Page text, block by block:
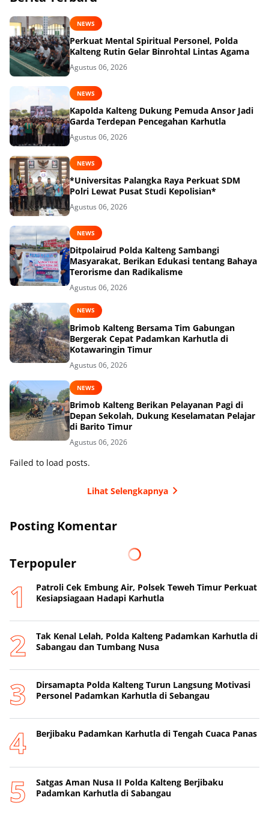
NEWS
Perkuat Mental Spiritual Personel, Polda
Kalteng Rutin Gelar Binrohtal Lintas Agama
Agustus 06, 2026
NEWS
Kapolda Kalteng Dukung Pemuda Ansor Jadi
Garda Terdepan Pencegahan Karhutla
Agustus 06, 2026
NEWS
*Universitas Palangka Raya Perkuat SDM
Polri Lewat Pusat Studi Kepolisian*
Agustus 06, 2026
NEWS
Ditpolairud Polda Kalteng Sambangi
Masyarakat, Berikan Edukasi tentang Bahaya
Terorisme dan Radikalisme
Agustus 06, 2026
NEWS
Brimob Kalteng Bersama Tim Gabungan
Bergerak Cepat Padamkan Karhutla di
Kotawaringin Timur
Agustus 06, 2026
NEWS
Brimob Kalteng Berikan Pelayanan Pagi di
Depan Sekolah, Dukung Keselamatan Pelajar
di Barito Timur
Agustus 06, 2026
Failed to load posts.
Lihat Selengkapnya
Posting Komentar
Terpopuler
Patroli Cek Embung Air, Polsek Teweh Timur Perkuat
Kesiapsiagaan Hadapi Karhutla
Tak Kenal Lelah, Polda Kalteng Padamkan Karhutla di
Sabangau dan Tumbang Nusa
Dirsamapta Polda Kalteng Turun Langsung Motivasi
Personel Padamkan Karhutla di Sebangau
Berjibaku Padamkan Karhutla di Tengah Cuaca Panas
Satgas Aman Nusa II Polda Kalteng Berjibaku
Padamkan Karhutla di Sabangau